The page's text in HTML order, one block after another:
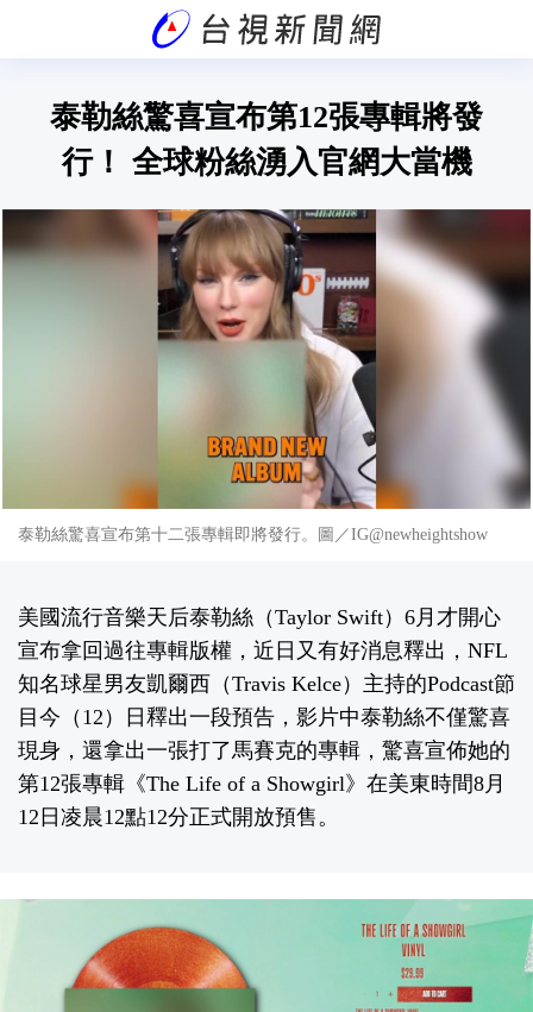
泰勒絲驚喜宣布第12張專輯將發
行！ 全球粉絲湧入官網大當機
泰勒絲驚喜宣布第十二張專輯即將發行。圖／IG@newheightshow
美國流行音樂天后泰勒絲（Taylor Swift）6月才開心
宣布拿回過往專輯版權，近日又有好消息釋出，NFL
知名球星男友凱爾西（Travis Kelce）主持的Podcast節
目今（12）日釋出一段預告，影片中泰勒絲不僅驚喜
現身，還拿出一張打了馬賽克的專輯，驚喜宣佈她的
第12張專輯《The Life of a Showgirl》在美東時間8月
12日凌晨12點12分正式開放預售。